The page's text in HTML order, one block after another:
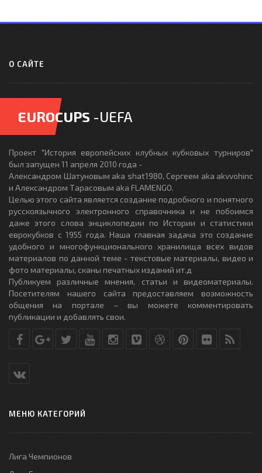
О САЙТЕ
EUROCUPS -UEFA
Проект "История европейских клубных кубковых турниров"
был запущен 11 апреля 2010 года -
Александром Шатуновым aka shat1980, Сергеем aka akvvohinc
и Александром Тарасовым aka FLAMENGO.
Целью этого сайта является создание подробного и понятного
русскоязычного электронного справочника и не побоимся
даже этого слова энциклопедии по Истории и статистики
еврокубков с 1955 года. Наша главная задача это создание
удобного и многофункционального хранилища всех видов
материалов по данной теме - текстовые материалы, видео и
фото материалы, сканы печатных изданий ит.д
Публикуем различные мнения, статьи и видеоматериалы.
Посетителям нашего сайта предоставляем возможность
общения на портале – вы можете комментировать
публикации и добавлять свои.
МЕНЮ КАТЕГОРИЙ
Лига Чемпионов